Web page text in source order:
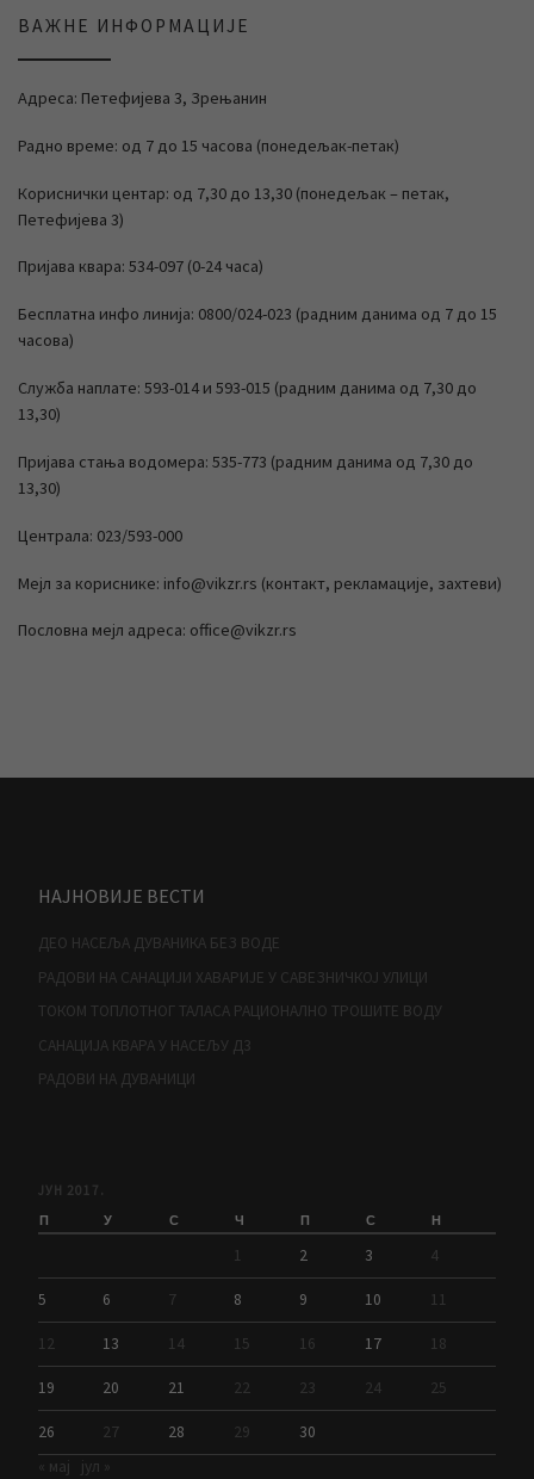
ВАЖНЕ ИНФОРМАЦИЈЕ
Адреса: Петефијева 3, Зрењанин
Радно време: од 7 до 15 часова (понедељак-петак)
Кориснички центар: од 7,30 до 13,30 (понедељак – петак,
Петефијева 3)
Пријава квара: 534-097 (0-24 часа)
Бесплатна инфо линија: 0800/024-023 (радним данима од 7 до 15
часова)
Служба наплате: 593-014 и 593-015 (радним данима од 7,30 до
13,30)
Пријава стања водомера: 535-773 (радним данима од 7,30 до
13,30)
Централа: 023/593-000
Мејл за кориснике: info@vikzr.rs (контакт, рекламације, захтеви)
Пословна мејл адреса: office@vikzr.rs
НАЈНОВИЈЕ ВЕСТИ
ДЕО НАСЕЉА ДУВАНИКА БЕЗ ВОДЕ
РАДОВИ НА САНАЦИЈИ ХАВАРИЈЕ У САВЕЗНИЧКОЈ УЛИЦИ
ТОКОМ ТОПЛОТНОГ ТАЛАСА РАЦИОНАЛНО ТРОШИТЕ ВОДУ
САНАЦИЈА КВАРА У НАСЕЉУ Д3
РАДОВИ НА ДУВАНИЦИ
ЈУН 2017.
П У С Ч П С Н
1 2 3 4
5 6 7 8 9 10 11
12 13 14 15 16 17 18
19 20 21 22 23 24 25
26 27 28 29
30
« мај
јул »